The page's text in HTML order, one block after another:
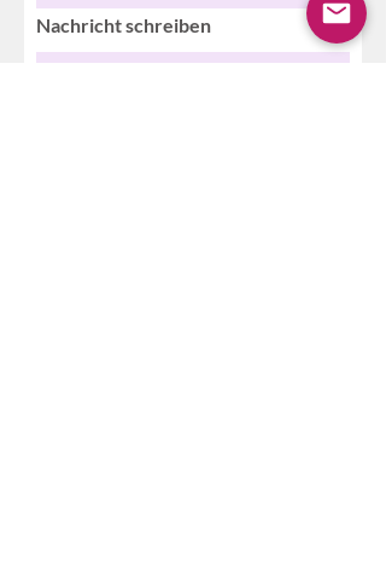
Nachricht schreiben